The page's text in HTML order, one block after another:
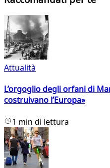
Attualità
L’orgoglio degli orfani di
costruivano l’Europa»
1 min di lettura